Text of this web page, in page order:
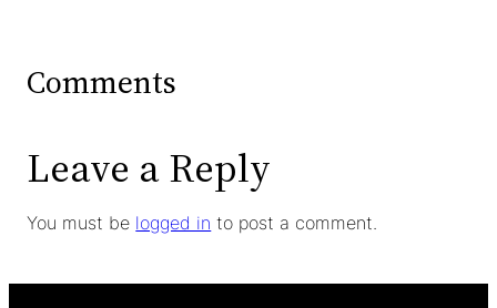
Comments
Leave a Reply
You must be logged in to post a comment.